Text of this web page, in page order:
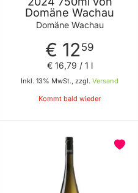
Domäne Wachau
Domäne Wachau
€ 1259
Inkl. 13% MwSt., zzgl. Versand
€ 16,79 / 1 l
Kommt bald wieder